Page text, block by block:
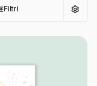
Filtri